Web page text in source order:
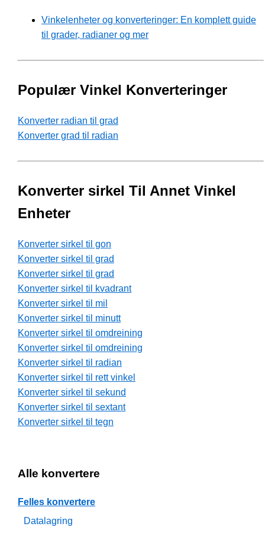
Vinkelenheter og konverteringer: En komplett guide
til grader, radianer og mer
Populær Vinkel Konverteringer
Konverter radian til grad
Konverter grad til radian
Konverter sirkel Til Annet Vinkel
Enheter
Konverter sirkel til gon
Konverter sirkel til grad
Konverter sirkel til grad
Konverter sirkel til kvadrant
Konverter sirkel til mil
Konverter sirkel til minutt
Konverter sirkel til omdreining
Konverter sirkel til omdreining
Konverter sirkel til radian
Konverter sirkel til rett vinkel
Konverter sirkel til sekund
Konverter sirkel til sextant
Konverter sirkel til tegn
Alle konvertere
Felles konvertere
Datalagring